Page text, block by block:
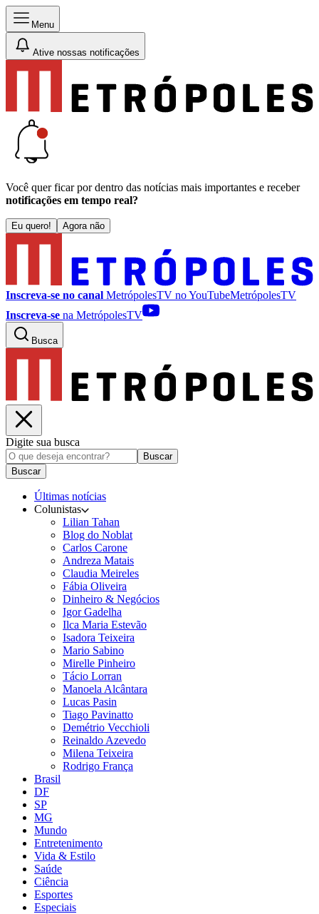
Menu
Ative nossas notificações
Você quer ficar por dentro das notícias mais importantes e receber
notificações em tempo real?
Eu quero! Agora não
Inscreva-se no canal MetrópolesTV noYouTubeMetrópolesTV
Inscreva-se na MetrópolesTV
Busca
Digite sua busca
Buscar
Buscar
Últimas notícias
Colunistas
Lilian Tahan
Blog do Noblat
Carlos Carone
Andreza Matais
Claudia Meireles
Fábia Oliveira
Dinheiro & Negócios
Igor Gadelha
Ilca Maria Estevão
Isadora Teixeira
Mario Sabino
Mirelle Pinheiro
Tácio Lorran
Manoela Alcântara
Lucas Pasin
Tiago Pavinatto
Demétrio Vecchioli
Reinaldo Azevedo
Milena Teixeira
Rodrigo França
Brasil
DF
SP
MG
Mundo
Entretenimento
Vida & Estilo
Saúde
Ciência
Esportes
Especiais